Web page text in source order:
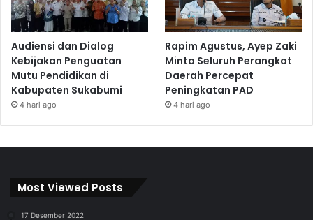
Audiensi dan Dialog
Kebijakan Penguatan
Mutu Pendidikan di
Kabupaten Sukabumi
4 hari ago
Rapim Agustus, Ayep Zaki
Minta Seluruh Perangkat
Daerah Percepat
Peningkatan PAD
4 hari ago
Most Viewed Posts
17 Desember 2022